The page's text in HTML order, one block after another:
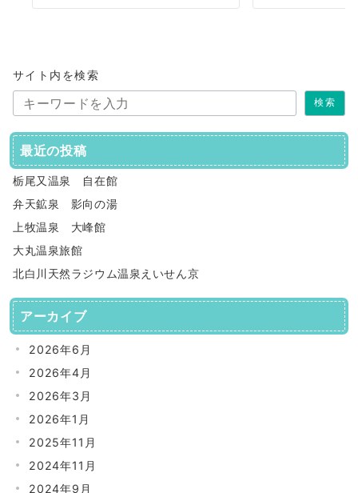
サイト内を検索
検索
最近の投稿
栃尾又温泉 自在館
弁天鉱泉 影向の湯
上牧温泉 大峰館
大丸温泉旅館
北白川天然ラジウム温泉えいせん京
アーカイブ
2026年6月
2026年4月
2026年3月
2026年1月
2025年11月
2024年11月
2024年9月